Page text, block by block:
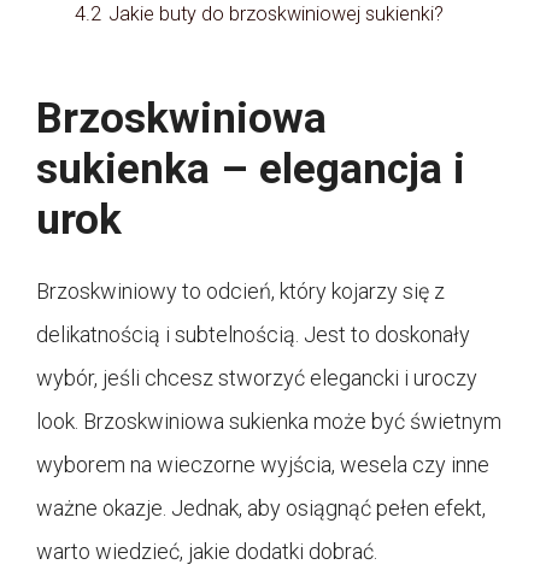
4.2 Jakie buty do brzoskwiniowej sukienki?
Brzoskwiniowa
sukienka – elegancja i
urok
Brzoskwiniowy to odcień, który kojarzy się z
delikatnością i subtelnością. Jest to doskonały
wybór, jeśli chcesz stworzyć elegancki i uroczy
look. Brzoskwiniowa sukienka może być świetnym
wyborem na wieczorne wyjścia, wesela czy inne
ważne okazje. Jednak, aby osiągnąć pełen efekt,
warto wiedzieć, jakie dodatki dobrać.